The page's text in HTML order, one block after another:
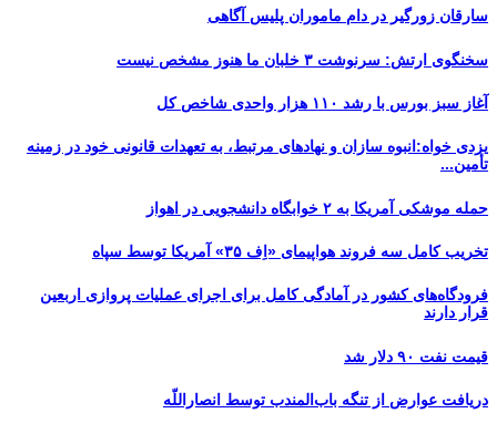
سارقان زورگیر در دام ماموران پلیس آگاهی
سخنگوی ارتش: سرنوشت ۳ خلبان ما هنوز مشخص نیست
آغاز سبز بورس با رشد ۱۱۰ هزار واحدی شاخص کل
یزدی خواه:انبوه سازان و نهادهای مرتبط، به تعهدات قانونی خود در زمینه
تأمین...
حمله موشکی آمریکا به ۲ خوابگاه دانشجویی در اهواز
تخریب کامل سه فروند هواپیمای «اِف ۳۵» آمریکا توسط سپاه
فرودگاه‌های کشور در آمادگی کامل برای اجرای عملیات پروازی اربعین
قرار دارند
قیمت نفت ۹۰ دلار شد
دریافت عوارض از تنگه باب‌المندب توسط انصاراللّه